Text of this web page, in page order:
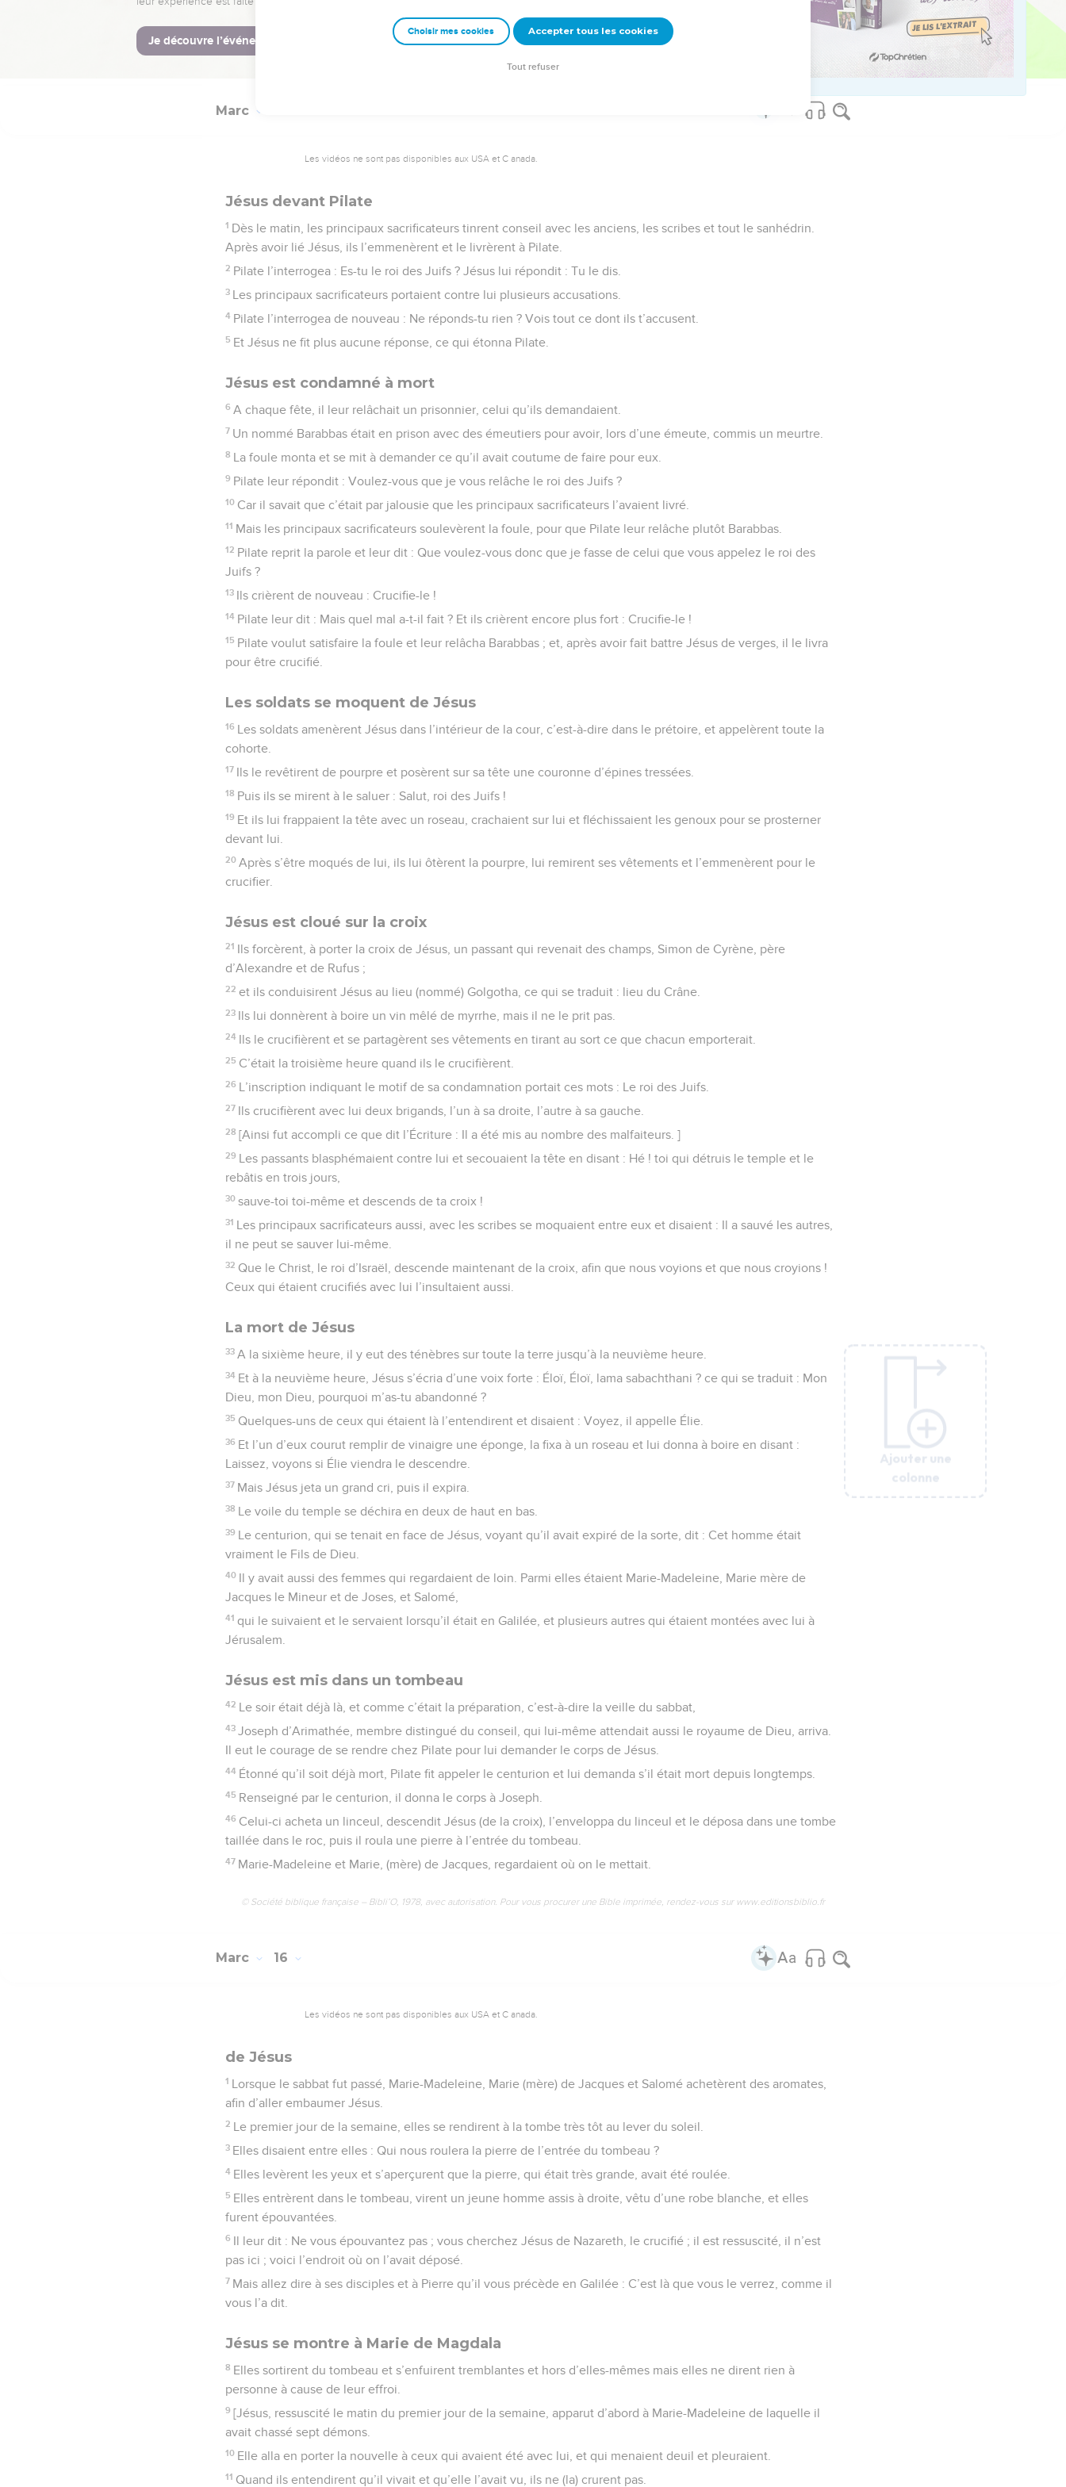
que le coq chante deux fois, tu me renieras trois fois. Alors il se mit à pleurer.
© Société biblique française – Bibli’O, 1978, avec autorisation. Pour vous procurer une Bible imprimée, rendez-vous sur www.editionsbiblio.fr
Ajouter une
colonne
Marc
Les vidéos ne sont pas disponibles aux USA et C anada.
Jésus devant Pilate
1 Dès le matin, les principaux sacrificateurs tinrent conseil avec les anciens, les scribes et tout le sanhédrin.
Après avoir lié Jésus, ils l’emmenèrent et le livrèrent à Pilate.
2 Pilate l’interrogea : Es-tu le roi des Juifs ? Jésus lui répondit : Tu le dis.
3 Les principaux sacrificateurs portaient contre lui plusieurs accusations.
4 Pilate l’interrogea de nouveau : Ne réponds-tu rien ? Vois tout ce dont ils t’accusent.
5 Et Jésus ne fit plus aucune réponse, ce qui étonna Pilate.
Jésus est condamné à mort
6 A chaque fête, il leur relâchait un prisonnier, celui qu’ils demandaient.
7 Un nommé Barabbas était en prison avec des émeutiers pour avoir, lors d’une émeute, commis un meurtre.
8 La foule monta et se mit à demander ce qu’il avait coutume de faire pour eux.
9 Pilate leur répondit : Voulez-vous que je vous relâche le roi des Juifs ?
10 Car il savait que c’était par jalousie que les principaux sacrificateurs l’avaient livré.
11 Mais les principaux sacrificateurs soulevèrent la foule, pour que Pilate leur relâche plutôt Barabbas.
12 Pilate reprit la parole et leur dit : Que voulez-vous donc que je fasse de celui que vous appelez le roi des
Juifs ?
13 Ils crièrent de nouveau : Crucifie-le !
14 Pilate leur dit : Mais quel mal a-t-il fait ? Et ils crièrent encore plus fort : Crucifie-le !
15 Pilate voulut satisfaire la foule et leur relâcha Barabbas ; et, après avoir fait battre Jésus de verges, il le livra
pour être crucifié.
Les soldats se moquent de Jésus
16 Les soldats amenèrent Jésus dans l’intérieur de la cour, c’est-à-dire dans le prétoire, et appelèrent toute la
cohorte.
17 Ils le revêtirent de pourpre et posèrent sur sa tête une couronne d’épines tressées.
18 Puis ils se mirent à le saluer : Salut, roi des Juifs !
19 Et ils lui frappaient la tête avec un roseau, crachaient sur lui et fléchissaient les genoux pour se prosterner
devant lui.
20 Après s’être moqués de lui, ils lui ôtèrent la pourpre, lui remirent ses vêtements et l’emmenèrent pour le
crucifier.
Jésus est cloué sur la croix
21 Ils forcèrent, à porter la croix de Jésus, un passant qui revenait des champs, Simon de Cyrène, père
d’Alexandre et de Rufus ;
22 et ils conduisirent Jésus au lieu (nommé) Golgotha, ce qui se traduit : lieu du Crâne.
23 Ils lui donnèrent à boire un vin mêlé de myrrhe, mais il ne le prit pas.
24 Ils le crucifièrent et se partagèrent ses vêtements en tirant au sort ce que chacun emporterait.
25 C’était la troisième heure quand ils le crucifièrent.
26 L’inscription indiquant le motif de sa condamnation portait ces mots : Le roi des Juifs.
27 Ils crucifièrent avec lui deux brigands, l’un à sa droite, l’autre à sa gauche.
28 [Ainsi fut accompli ce que dit l’Écriture : Il a été mis au nombre des malfaiteurs. ]
29 Les passants blasphémaient contre lui et secouaient la tête en disant : Hé ! toi qui détruis le temple et le
rebâtis en trois jours,
30 sauve-toi toi-même et descends de ta croix !
31 Les principaux sacrificateurs aussi, avec les scribes se moquaient entre eux et disaient : Il a sauvé les autres,
il ne peut se sauver lui-même.
32 Que le Christ, le roi d’Israël, descende maintenant de la croix, afin que nous voyions et que nous croyions !
Ceux qui étaient crucifiés avec lui l’insultaient aussi.
La mort de Jésus
33 A la sixième heure, il y eut des ténèbres sur toute la terre jusqu’à la neuvième heure.
34 Et à la neuvième heure, Jésus s’écria d’une voix forte : Éloï, Éloï, lama sabachthani ? ce qui se traduit : Mon
Dieu, mon Dieu, pourquoi m’as-tu abandonné ?
35 Quelques-uns de ceux qui étaient là l’entendirent et disaient : Voyez, il appelle Élie.
36 Et l’un d’eux courut remplir de vinaigre une éponge, la fixa à un roseau et lui donna à boire en disant :
Laissez, voyons si Élie viendra le descendre.
37 Mais Jésus jeta un grand cri, puis il expira.
38 Le voile du temple se déchira en deux de haut en bas.
39 Le centurion, qui se tenait en face de Jésus, voyant qu’il avait expiré de la sorte, dit : Cet homme était
vraiment le Fils de Dieu.
40 Il y avait aussi des femmes qui regardaient de loin. Parmi elles étaient Marie-Madeleine, Marie mère de
Jacques le Mineur et de Joses, et Salomé,
41 qui le suivaient et le servaient lorsqu’il était en Galilée, et plusieurs autres qui étaient montées avec lui à
Jérusalem.
Jésus est mis dans un tombeau
42 Le soir était déjà là, et comme c’était la préparation, c’est-à-dire la veille du sabbat,
43 Joseph d’Arimathée, membre distingué du conseil, qui lui-même attendait aussi le royaume de Dieu, arriva.
Il eut le courage de se rendre chez Pilate pour lui demander le corps de Jésus.
44 Étonné qu’il soit déjà mort, Pilate fit appeler le centurion et lui demanda s’il était mort depuis longtemps.
45 Renseigné par le centurion, il donna le corps à Joseph.
46 Celui-ci acheta un linceul, descendit Jésus (de la croix), l’enveloppa du linceul et le déposa dans une tombe
taillée dans le roc, puis il roula une pierre à l’entrée du tombeau.
47 Marie-Madeleine et Marie, (mère) de Jacques, regardaient où on le mettait.
© Société biblique française – Bibli’O, 1978, avec autorisation. Pour vous procurer une Bible imprimée, rendez-vous sur www.editionsbiblio.fr
Ajouter une
colonne
Marc 16
Les vidéos ne sont pas disponibles aux USA et C anada.
de Jésus
1 Lorsque le sabbat fut passé, Marie-Madeleine, Marie (mère) de Jacques et Salomé achetèrent des aromates,
afin d’aller embaumer Jésus.
2 Le premier jour de la semaine, elles se rendirent à la tombe très tôt au lever du soleil.
3 Elles disaient entre elles : Qui nous roulera la pierre de l’entrée du tombeau ?
4 Elles levèrent les yeux et s’aperçurent que la pierre, qui était très grande, avait été roulée.
5 Elles entrèrent dans le tombeau, virent un jeune homme assis à droite, vêtu d’une robe blanche, et elles
furent épouvantées.
6 Il leur dit : Ne vous épouvantez pas ; vous cherchez Jésus de Nazareth, le crucifié ; il est ressuscité, il n’est
pas ici ; voici l’endroit où on l’avait déposé.
7 Mais allez dire à ses disciples et à Pierre qu’il vous précède en Galilée : C’est là que vous le verrez, comme il
vous l’a dit.
Jésus se montre à Marie de Magdala
8 Elles sortirent du tombeau et s’enfuirent tremblantes et hors d’elles-mêmes mais elles ne dirent rien à
personne à cause de leur effroi.
9 [Jésus, ressuscité le matin du premier jour de la semaine, apparut d’abord à Marie-Madeleine de laquelle il
avait chassé sept démons.
10 Elle alla en porter la nouvelle à ceux qui avaient été avec lui, et qui menaient deuil et pleuraient.
11 Quand ils entendirent qu’il vivait et qu’elle l’avait vu, ils ne (la) crurent pas.
Ajouter une
colonne
Ajouter une
colonne
Choisir mes cookies Accepter tous les cookies
Tout refuser